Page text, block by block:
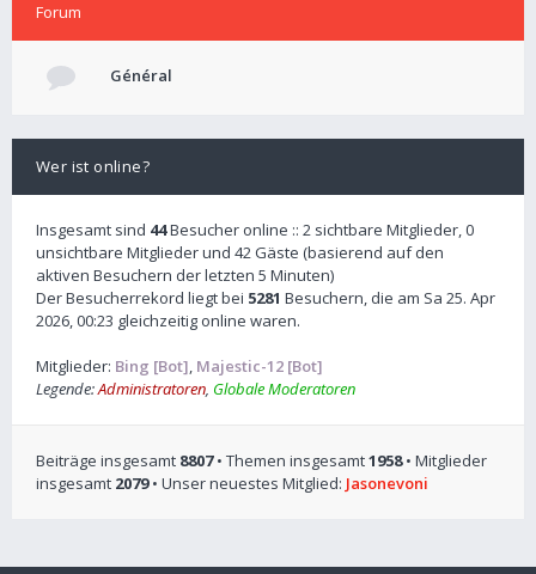
Forum
Général
Wer ist online?
Insgesamt sind 44Besucher online :: 2 sichtbare Mitglieder, 0
unsichtbare Mitglieder und 42 Gäste (basierend auf den
aktiven Besuchern der letzten 5 Minuten)
Der Besucherrekord liegt bei 5281 Besuchern, die am Sa 25. Apr
2026, 00:23 gleichzeitig online waren.
Mitglieder: Bing [Bot], Majestic-12 [Bot]
Legende:Administratoren, Globale Moderatoren
Beiträge insgesamt 8807• Themen insgesamt1958• Mitglieder
insgesamt 2079• Unser neuestes Mitglied: Jasonevoni